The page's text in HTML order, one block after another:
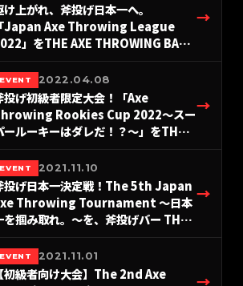
け上がれ、斧投げ日本一へ。
「Japan Axe Throwing League
」をTHE AXE THROWING BAR®︎
て開催決定！
→
EVENT 2022.04.08
投げ初級者限定大会！「Axe
Rookies Cup 2022〜スー
ールーキーはダレだ！？〜」をTHE
THROWING BAR®︎にて開催決定！
→
EVENT 2021.11.10
投げ日本一決定戦！The 5th Japan
Throwing Tournament 〜日本
を掴み取れ。〜を、斧投げバー THE
THROWING BAR 浅草店にて、
土) 27(日)に開催決定！
→
EVENT 2021.11.01
【初級者向け大会】The 2nd Axe
→